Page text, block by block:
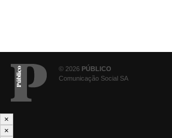
© 2026 PÚBLICO
Comunicação Social SA
×
×